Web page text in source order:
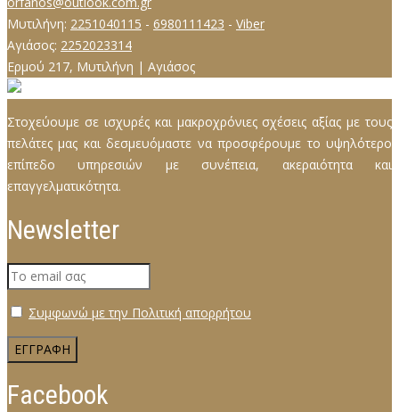
Μυτιλήνη: 2251040115 - 6980111423 - Viber
Αγιάσος: 2252023314
Ερμού 217, Μυτιλήνη | Αγιάσος
Στοχεύουμε σε ισχυρές και μακροχρόνιες σχέσεις αξίας µε τους
πελάτες µας και δεσµευόµαστε να προσφέρουμε το υψηλότερο
επίπεδο υπηρεσιών µε συνέπεια, ακεραιότητα και
επαγγελµατικότητα.
Newsletter
Συμφωνώ με την Πολιτική απορρήτου
Facebook